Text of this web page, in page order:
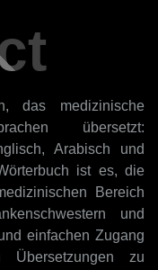
das medizinische
übersetzt:
Arabisch und
ist es, die
Bereich
und
einfachen Zugang
Übersetzungen zu